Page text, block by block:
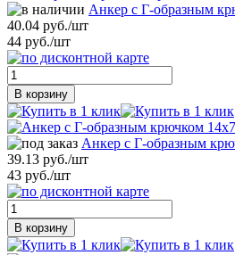
Анкер с Г-образным
40.04 руб./шт
44 руб./шт
В корзину
Анкер с Г-образным
39.13 руб./шт
43 руб./шт
В корзину